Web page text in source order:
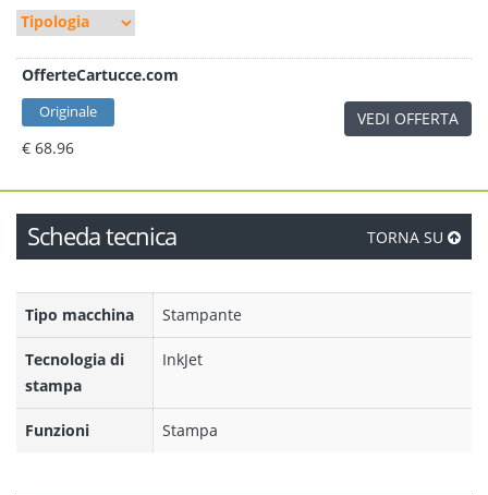
OfferteCartucce.com
Originale
€ 68.96
VEDI OFFERTA
Scheda tecnica TORNA SU
Tipo macchina Stampante
Tecnologia di
stampa
InkJet
Funzioni Stampa